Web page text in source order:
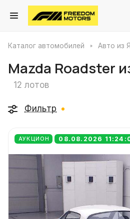
Каталог автомобилей Авто из
Mazda Roadster
12 лотов
Фильтр
АУКЦИОН 08.08.2026